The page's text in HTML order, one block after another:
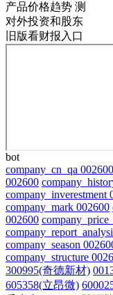
产品价格趋势 测
对外投资和股东
旧版看财报入口
bot
company_cn_qa 002600
002600
company_inverestment
company_mark 002600
002600
company_season
company_structure
300995(奇德新材)
605358(立昂微)